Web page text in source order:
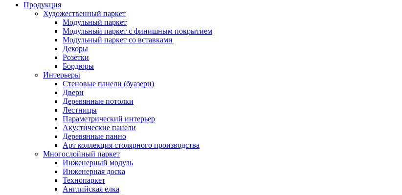
Продукция
Художественный паркет
Модульный паркет
Модульный паркет с финишным покрытием
Модульный паркет со вставками
Декоры
Розетки
Бордюры
Интерьеры
Стеновые панели (буазери)
Двери
Деревянные потолки
Лестницы
Параметрический интерьер
Акустические панели
Деревянные панно
Арт коллекция столярного производства
Многослойный паркет
Инженерный модуль
Инженерная доска
Технопаркет
Английская елка